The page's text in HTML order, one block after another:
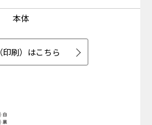
本体
印刷）はこちら